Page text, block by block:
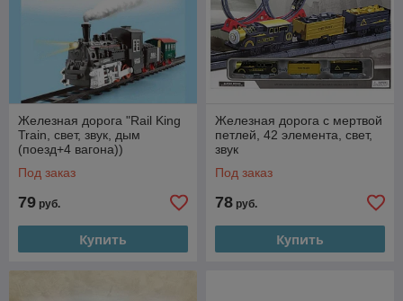
Железная дорога "Rail King
Train, свет, звук, дым
(поезд+4 вагона))
Под заказ
79 руб.
Купить
Железная дорога с мертвой
петлей, 42 элемента, свет,
звук
Под заказ
78 руб.
Купить